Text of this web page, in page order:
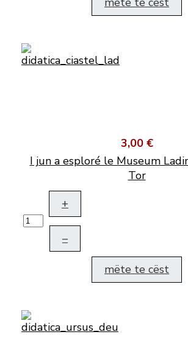
3,00 €
I jun a esploré le Museum
Tor
+
–
mëte te cëst